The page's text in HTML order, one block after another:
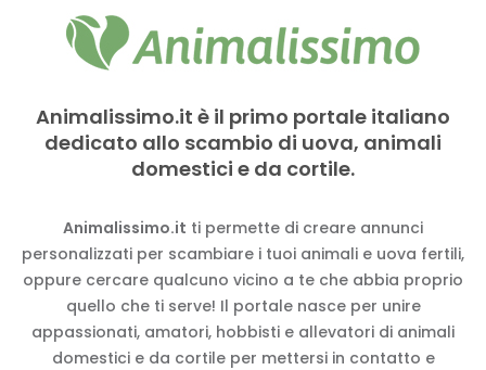
Animalissimo.it è il primo portale italiano
dedicato allo scambio di uova, animali
domestici e da cortile.
Animalissimo.it ti permette di creare annunci
personalizzati per scambiare i tuoi animali e uova fertili,
oppure cercare qualcuno vicino a te che abbia proprio
quello che ti serve! Il portale nasce per unire
appassionati, amatori, hobbisti e allevatori di animali
domestici e da cortile per mettersi in contatto e